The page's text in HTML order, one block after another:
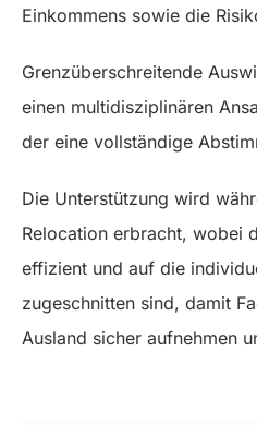
Einkommens sowie die
Grenzüberschreitende
einen multidisziplinären
der eine vollständige
Die Unterstützung wird
Relocation erbracht, wobei
effizient und auf die
zugeschnitten sind, damit
Ausland sicher aufnehmen